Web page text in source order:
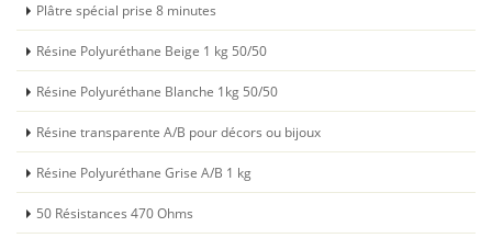
Plâtre spécial prise 8 minutes
Résine Polyuréthane Beige 1 kg 50/50
Résine Polyuréthane Blanche 1kg 50/50
Résine transparente A/B pour décors ou bijoux
Résine Polyuréthane Grise A/B 1 kg
50 Résistances 470 Ohms